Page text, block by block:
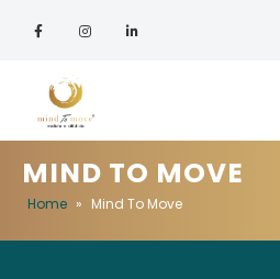
MIND TO MOVE
Home » Mind To Move